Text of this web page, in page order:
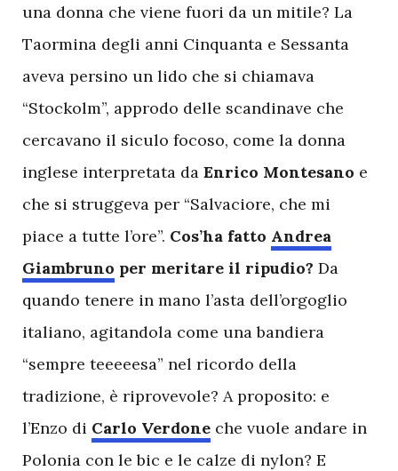
una donna che viene fuori da un mitile? La
Taormina degli anni Cinquanta e Sessanta
aveva persino un lido che si chiamava
“Stockolm”, approdo delle scandinave che
cercavano il siculo focoso, come la donna
inglese interpretata da Enrico Montesano e
che si struggeva per “Salvaciore, che mi
piace a tutte l’ore”. Cos’ha fatto Andrea
Giambruno per meritare il ripudio? Da
quando tenere in mano l’asta dell’orgoglio
italiano, agitandola come una bandiera
“sempre teeeeesa” nel ricordo della
tradizione, è riprovevole? A proposito: e
l’Enzo di Carlo Verdone che vuole andare in
Polonia con le bic e le calze di nylon? E